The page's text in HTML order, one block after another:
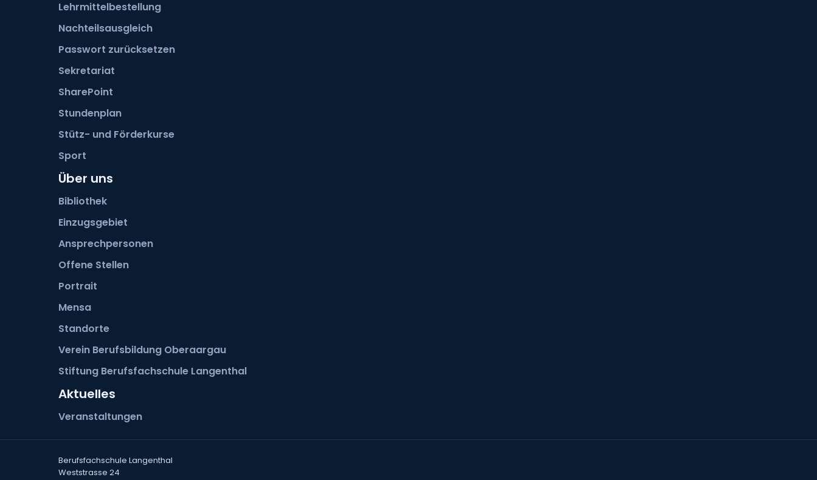
Lehrmittelbestellung
Nachteilsausgleich
Passwort zurücksetzen
Sekretariat
SharePoint
Stundenplan
Stütz- und Förderkurse
Sport
Über uns
Bibliothek
Einzugsgebiet
Ansprechpersonen
Offene Stellen
Portrait
Mensa
Standorte
Verein Berufsbildung Oberaargau
Stiftung Berufsfachschule Langenthal
Aktuelles
Veranstaltungen
Berufsfachschule Langenthal
Weststrasse 24